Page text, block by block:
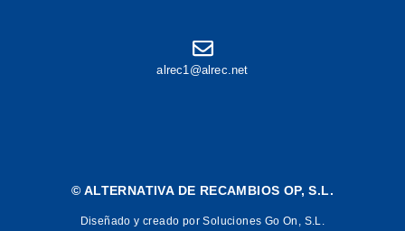
alrec1@alrec.net
© ALTERNATIVA DE RECAMBIOS OP, S.L.
Diseñado y creado por Soluciones Go On, S.L.